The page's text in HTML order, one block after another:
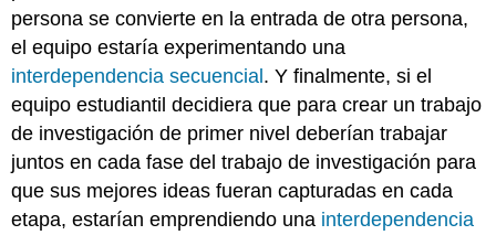
persona se convierte en la entrada de otra persona,
el equipo estaría experimentando una
interdependencia secuencial. Y finalmente, si el
equipo estudiantil decidiera que para crear un trabajo
de investigación de primer nivel deberían trabajar
juntos en cada fase del trabajo de investigación para
que sus mejores ideas fueran capturadas en cada
etapa, estarían emprendiendo una interdependencia